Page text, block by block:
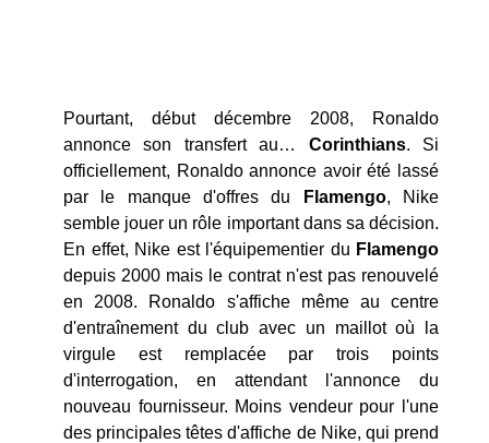
Pourtant, début décembre 2008, Ronaldo
annonce son transfert au… Corinthians. Si
officiellement, Ronaldo annonce avoir été lassé
par le manque d'offres du
Flamengo, Nike
semble jouer un rôle important dans sa décision.
En effet, Nike est l'équipementier du Flamengo
depuis 2000 mais le contrat n'est pas renouvelé
en 2008. Ronaldo s'affiche même au centre
d'entraînement du club avec un maillot où la
virgule est remplacée par trois points
d'interrogation, en attendant l'annonce du
nouveau fournisseur. Moins vendeur pour l'une
des principales têtes d'affiche de Nike, qui prend